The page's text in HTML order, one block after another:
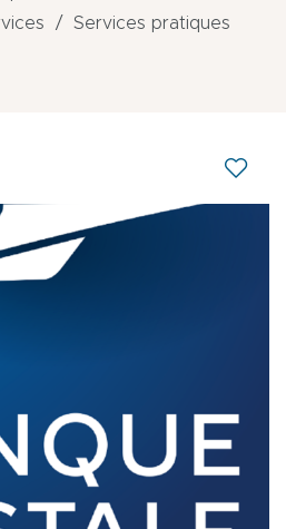
Services pratiques